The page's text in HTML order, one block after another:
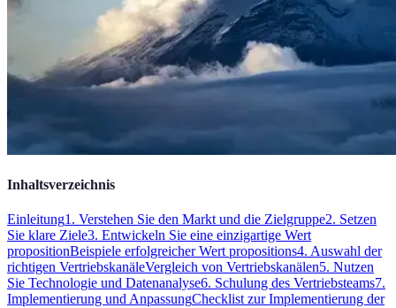
Inhaltsverzeichnis
Einleitung1. Verstehen Sie den Markt und die Zielgruppe2. Setzen
Sie klare Ziele3. Entwickeln Sie eine einzigartige Wert
propositionBeispiele erfolgreicher Wert propositions4. Auswahl der
richtigen VertriebskanäleVergleich von Vertriebskanälen5. Nutzen
Sie Technologie und Datenanalyse6. Schulung des Vertriebsteams7.
Implementierung und AnpassungChecklist zur Implementierung der